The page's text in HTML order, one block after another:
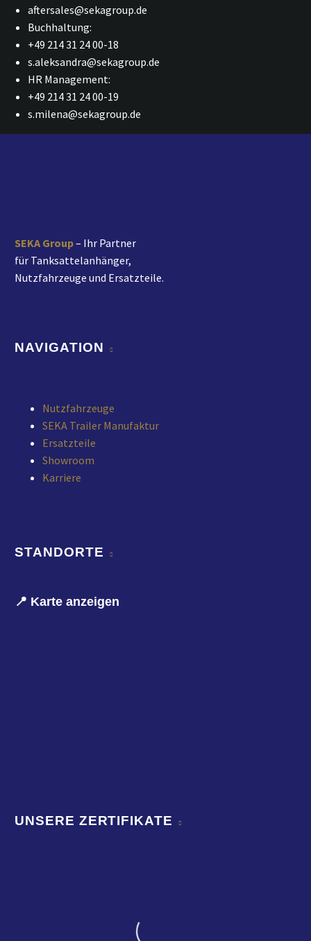
aftersales@sekagroup.de
Buchhaltung:
+49 214 31 24 00-18
s.aleksandra@sekagroup.de
HR Management:
+49 214 31 24 00-19
s.milena@sekagroup.de
SEKA Group– Ihr Partner
für Tanksattelanhänger,
Nutzfahrzeuge und Ersatzteile.
NAVIGATION
Nutzfahrzeuge
SEKA Trailer Manufaktur
Ersatzteile
Showroom
Karriere
STANDORTE
📍 Karte anzeigen
UNSERE ZERTIFIKATE